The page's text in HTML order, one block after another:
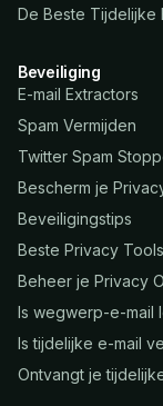
De Beste Tijdelijke
Beveiliging
E-mail Extractors
Spam Vermijden
Twitter Spam
Bescherm je
Beveiligingstips
Beste Privacy Tools
Beheer je Privacy
Is wegwerp-e-mail
Is tijdelijke e-mail
Ontvangt je